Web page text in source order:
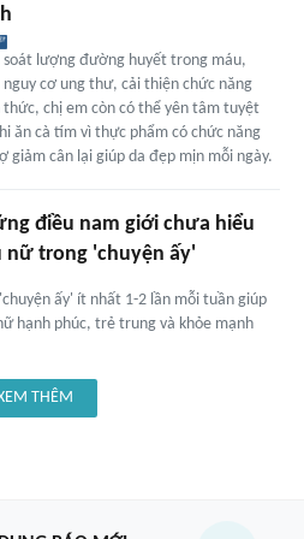
soát lượng đường huyết trong máu,
nguy cơ ung thư, cải thiện chức năng
thức, chị em còn có thể yên tâm tuyệt
ăn cà tím vì thực phẩm có chức năng
giảm cân lại giúp da đẹp mịn mỗi ngày.
điều nam giới chưa hiểu
nữ trong 'chuyện ấy'
ấy' ít nhất 1-2 lần mỗi tuần giúp
hạnh phúc, trẻ trung và khỏe mạnh
THÊM